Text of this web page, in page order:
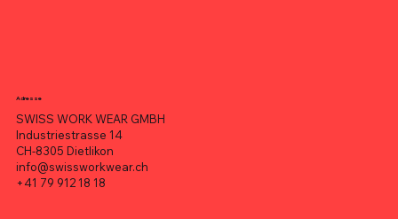
Adresse
SWISS WORK WEAR GMBH
Industriestrasse 14
CH-8305 Dietlikon
info@swissworkwear.ch
+41 79 912 18 18